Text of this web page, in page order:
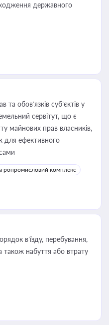
державного
та обов’язків суб’єктів у
сервітут, що є
майнових прав власників,
для ефективного
комплекс
в’їзду, перебування,
також набуття або втрату